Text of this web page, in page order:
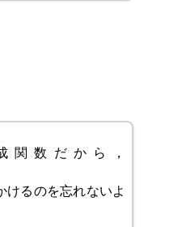
関数だから，
るのを忘れないよ